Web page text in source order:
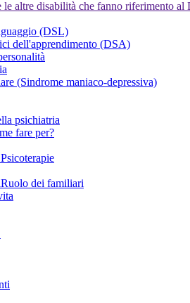
(DSL)
dell'apprendimento (DSA)
(Sindrome maniaco-depressiva)
psichiatria
fare per?
Ruolo dei familiari